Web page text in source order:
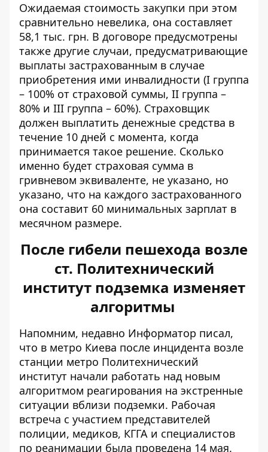
Ожидаемая стоимость закупки при этом
сравнительно невелика, она составляет
58,1 тыс. грн. В договоре предусмотрены
также другие случаи, предусматривающие
выплаты застрахованным в случае
приобретения ими инвалидности (І группа
– 100% от страховой суммы, ІІ группа –
80% и ІІІ группа – 60%). Страховщик
должен выплатить денежные средства в
течение 10 дней с момента, когда
принимается такое решение. Сколько
именно будет страховая сумма в
гривневом эквиваленте, не указано, но
указано, что на каждого застрахованного
она составит 60 минимальных зарплат в
месячном размере.
После гибели пешехода возле
ст. Политехнический
институт подземка изменяет
алгоритмы
Напомним, недавно Информатор писал,
что в метро Киева после инцидента возле
станции метро Политехнический
институт начали работать над новым
алгоритмом реагирования на экстренные
ситуации вблизи подземки. Рабочая
встреча с участием представителей
полиции, медиков, КГГА и специалистов
по реанимации была проведена 14 мая.